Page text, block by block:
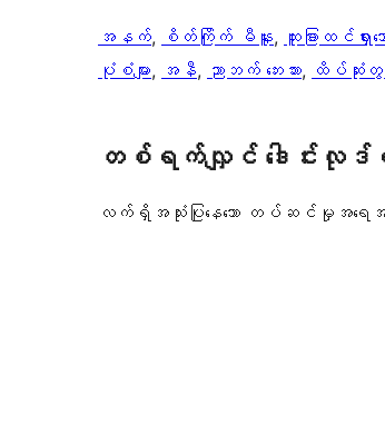
အနက်, စိတ်ကြိုက် မီနူး, ထူးခြားထင်ရှာ
ပုံစံများ, အနီ, ညာဘက် ဘေးဘား, ထိပ်ဆုံးတွ
တစ်ရက်လျှင် ဒေါင်း
လက်ရှိအသုံးပြုနေသော တပ်ဆင်မှုအရ